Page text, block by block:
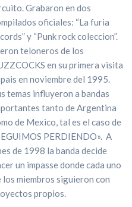
Grabaron en dos
oficiales: “La furia
y “Punk rock coleccion”.
teloneros de los
en su primera visita
en noviembre del 1995.
temas influyeron a bandas
tanto de Argentina
de Mexico, tal es el caso de
PERDIENDO». A
de 1998 la banda decide
un impasse donde cada uno
los miembros siguieron con
propios.